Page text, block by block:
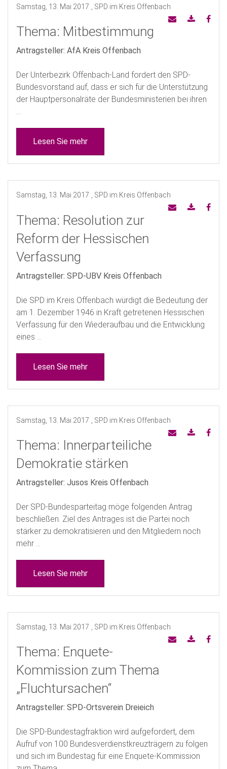
Samstag, 13. Mai 2017 , SPD im Kreis Offenbach
Thema: Mitbestimmung
Antragsteller: AfA Kreis Offenbach
Der Unterbezirk Offenbach-Land fordert den SPD-
Bundesvorstand auf, dass er sich für die Unterstützung
der Hauptpersonalräte der Bundesministerien bei ihren
...
Lesen Sie mehr
Samstag, 13. Mai 2017 , SPD im Kreis Offenbach
Thema: Resolution zur
Reform der Hessischen
Verfassung
Antragsteller: SPD-UBV Kreis Offenbach
Die SPD im Kreis Offenbach würdigt die Bedeutung der
am 1. Dezember 1946 in Kraft getretenen Hessischen
Verfassung für den Wiederaufbau und die Entwicklung
eines ...
Lesen Sie mehr
Samstag, 13. Mai 2017 , SPD im Kreis Offenbach
Thema: Innerparteiliche
Demokratie stärken
Antragsteller: Jusos Kreis Offenbach
Der SPD-Bundesparteitag möge folgenden Antrag
beschließen. Ziel des Antrages ist die Partei noch
stärker zu demokratisieren und den Mitgliedern noch
mehr ...
Lesen Sie mehr
Samstag, 13. Mai 2017 , SPD im Kreis Offenbach
Thema: Enquete-
Kommission zum Thema
„Fluchtursachen“
Antragsteller: SPD-Ortsverein Dreieich
Die SPD-Bundestagfraktion wird aufgefordert, dem
Aufruf von 100 Bundesverdienstkreuzträgern zu folgen
und sich im Bundestag für eine Enquete-Kommission